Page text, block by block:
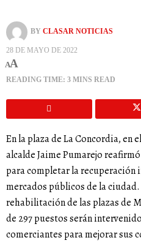
BY CLASAR NOTICIAS
28 DE MAYO DE 2022
AA
READING TIME: 3 MINS READ
En la plaza de La Concordia, en
alcalde Jaime Pumarejo
para completar la recuperación
mercados públicos de la
rehabilitación de las plazas de
de 297 puestos serán
comerciantes para mejorar sus